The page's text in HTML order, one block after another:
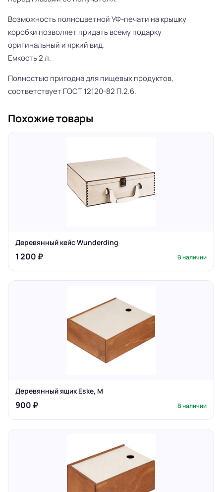
Возможность полноцветной УФ-печати на крышку
коробки позволяет придать всему подарку
оригинальный и яркий вид.
Емкость 2 л.
Полностью пригодна для пищевых продуктов,
соответствует ГОСТ 12120-82 П.2.6.
Похожие товары
Деревянный кейс Wunderding
1 200 ₽ В наличии
Деревянный ящик Eske, M
900 ₽ В наличии